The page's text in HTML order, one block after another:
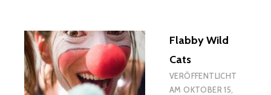
Flabby Wild
Cats
VERÖFFENTLICHT
AMOKTOBER 15,